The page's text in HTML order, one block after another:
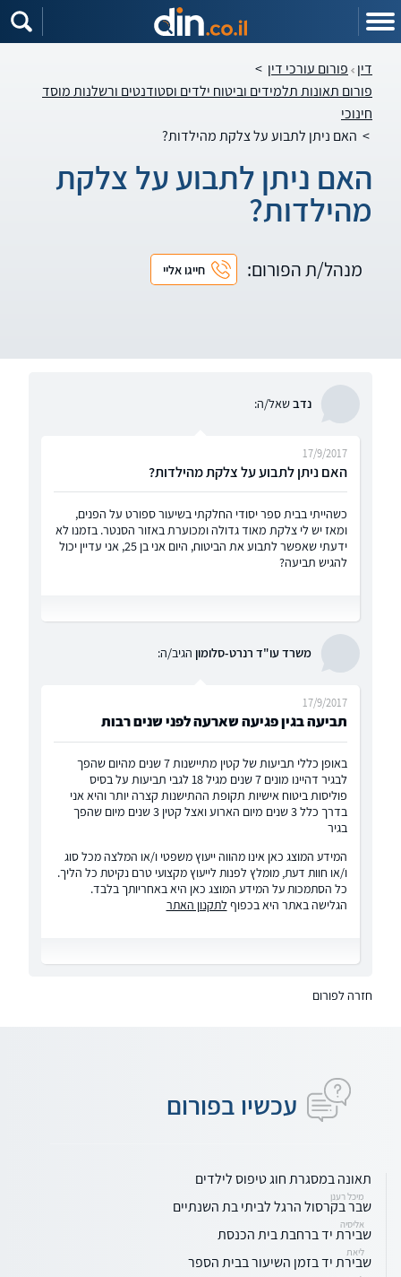
דין פורום עורכי דין >
פורום תאונות תלמידים וביטוח ילדים וסטודנטים ורשלנות מוסד
חינוכי
> האם ניתן לתבוע על צלקת מהילדות?
האם ניתן לתבוע על צלקת
מהילדות?
מנהל/ת הפורום: חייגו אליי
נדבשאל/ה:
האם ניתן לתבוע על צלקת מהילדות?
17/9/2017
כשהייתי בבית ספר יסודי החלקתי בשיעור ספורט על הפנים,
ומאז יש לי צלקת מאוד גדולה ומכוערת באזור הסנטר. בזמנו לא
ידעתי שאפשר לתבוע את הביטוח, היום אני בן 25, אני עדיין יכול
להגיש תביעה?
משרד עו"ד רנרט-סלומון הגיב/ה:
תביעה בגין פגיעה שארעה לפני שנים רבות
17/9/2017
באופן כללי תביעות של קטין מתיישנות 7 שנים מהיום שהפך
לבגיר דהיינו מונים 7 שנים מגיל 18 לגבי תביעות על בסיס
פוליסות ביטוח אישיות תקופת ההתישנות קצרה יותר והיא אני
בדרך כלל 3 שנים מיום הארוע ואצל קטין 3 שנים מיום שהפך
בגיר
המידע המוצג כאן אינו מהווה ייעוץ משפטי ו/או המלצה מכל סוג
ו/או חוות דעת, מומלץ לפנות לייעוץ מקצועי טרם נקיטת כל הליך.
כל הסתמכות על המידע המוצג כאן היא באחריותך בלבד.
הגלישה באתר היא בכפוף לתקנון האתר
חזרה לפורום
עכשיו בפורום
תאונה במסגרת חוג טיפוס לילדים
מיכל רענן
שבר בקרסול הרגל לביתי בת השנתיים
אליסיה
שבירת יד ברחבת בית הכנסת
ליאת
שבירת יד בזמן השיעור בבית הספר